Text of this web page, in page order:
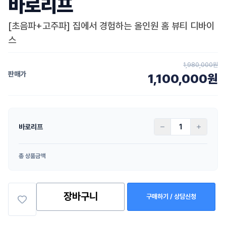
바로리프
[초음파+고주파] 집에서 경험하는 올인원 홈 뷰티 디바이
스
판매가
1,980,000원
1,100,000원
바로리프
총 상품금액
장바구니 구매하기 / 상담신청